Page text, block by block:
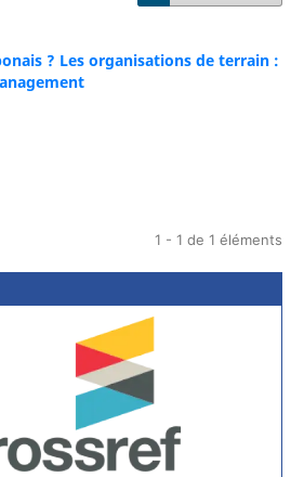
? Les organisations de terrain :
1 - 1 de 1 éléments